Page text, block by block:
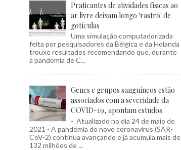
Praticantes de atividades físicas ao
ar livre deixam longo 'rastro' de
gotículas
Uma simulação computadorizada
feita por pesquisadores da Bélgica e da Holanda
trouxe resultados recomendando que, durante
a pandemia de C...
Genes e grupos sanguíneos estão
associados com a severidade da
COVID-19, apontam estudos
- Atualizado no dia 24 de maio de
2021 - A pandemia do novo coronavírus (SAR-
CoV-2) continua avançando e já acumula mais de
132 milhões de ...